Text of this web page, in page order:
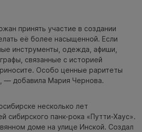
принять участие в создании
её более насыщенной. Если
инструменты, одежда, афиши,
связанные с историей
Особо ценные раритеты
— добавила Мария Чернова.
несколько лет
сибирского панк-рока «Путти-Хаус».
доме на улице Инской. Создал